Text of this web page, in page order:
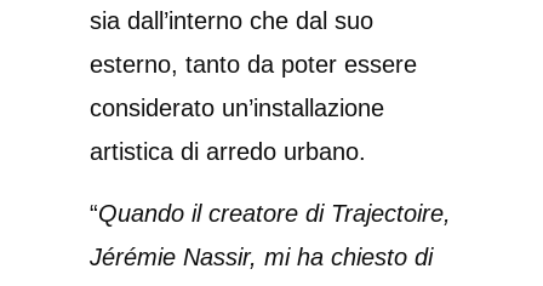
sia dall’interno che dal suo
esterno, tanto da poter essere
considerato un’installazione
artistica di arredo urbano.
“Quando il creatore di Trajectoire,
Jérémie Nassir, mi ha chiesto di